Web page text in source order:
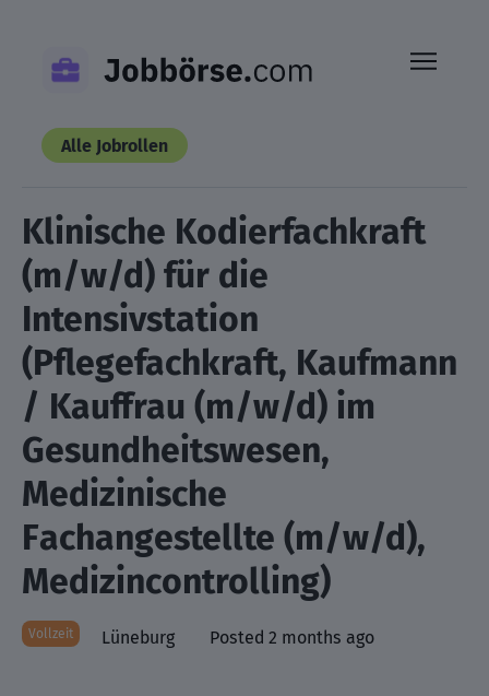
content
Alle Jobrollen
Klinische Kodierfachkraft
(m/w/d) für die
Intensivstation
(Pflegefachkraft, Kaufmann
/ Kauffrau (m/w/d) im
Gesundheitswesen,
Medizinische
Fachangestellte (m/w/d),
Medizincontrolling)
Vollzeit Lüneburg Posted 2 months ago